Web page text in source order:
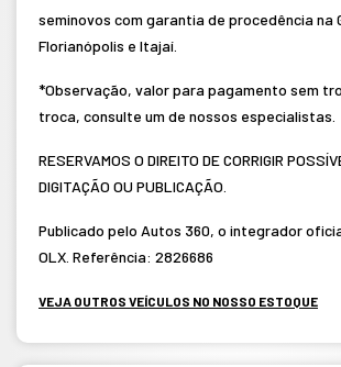
seminovos com garantia de procedência na
Florianópolis e Itajaí.
*Observação, valor para pagamento sem
troca, consulte um de nossos especialistas.
RESERVAMOS O DIREITO DE CORRIGIR
DIGITAÇÃO OU PUBLICAÇÃO.
Publicado pelo Autos 360, o integrador
OLX. Referência: 2826686
VEJA OUTROS VEÍCULOS NO NOSSO ESTOQUE